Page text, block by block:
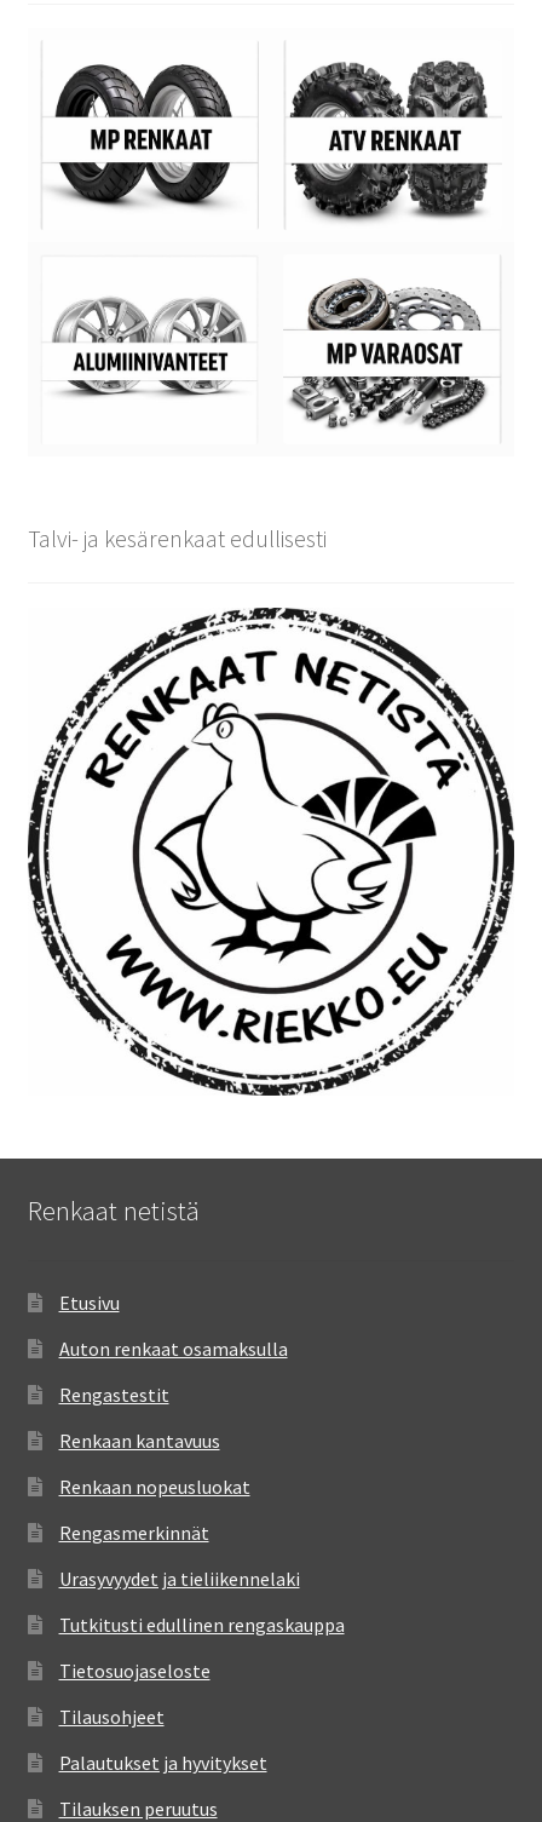
Talvi- ja kesärenkaat edullisesti
Renkaat netistä
Etusivu
Auton renkaat osamaksulla
Rengastestit
Renkaan kantavuus
Renkaan nopeusluokat
Rengasmerkinnät
Urasyvyydet ja tieliikennelaki
Tutkitusti edullinen rengaskauppa
Tietosuojaseloste
Tilausohjeet
Palautukset ja hyvitykset
Tilauksen peruutus